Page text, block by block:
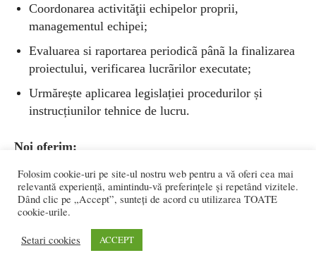
Coordonarea activităţii echipelor proprii,
managementul echipei;
Evaluarea si raportarea periodicã pânã la finalizarea
proiectului, verificarea lucrãrilor executate;
Urmărește aplicarea legislației procedurilor și
instrucțiunilor tehnice de lucru.
Noi oferim:
Pachet salarial atractiv;
Un mediu de lucru plãcut şi dinamic într-o companie
Program de muncă full time;
Folosim cookie-uri pe site-ul nostru web pentru a vă oferi cea mai
relevantă experiență, amintindu-vă preferințele și repetând vizitele.
Dând clic pe „Accept”, sunteți de acord cu utilizarea TOATE
cookie-urile.
Setari cookies ACCEPT